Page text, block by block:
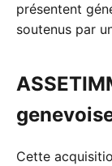
présentent
soutenus par
Cette